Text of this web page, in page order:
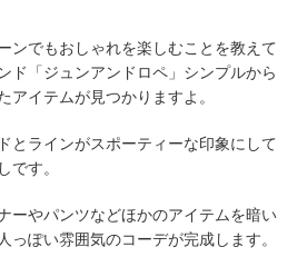
ンでもおしゃれを楽しむことを教えて
ド「ジュンアンドロペ」シンプルから
アイテムが見つかりますよ。
とラインがスポーティーな印象にして
です。
ーやパンツなどほかのアイテムを暗い
っぽい雰囲気のコーデが完成します。